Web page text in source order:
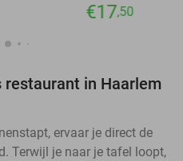
€17,50
in Haarlem
ervaar je direct de
Terwijl je naar je tafel loopt,